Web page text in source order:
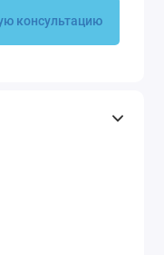
консультацию